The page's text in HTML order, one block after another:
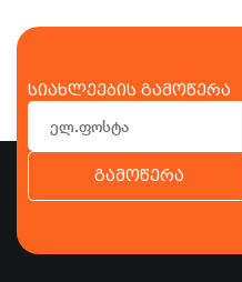
სიახლეების გამოწერა
გამოწერა